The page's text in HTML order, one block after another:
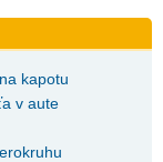
kapotu
v aute